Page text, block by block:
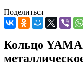
Поделиться
Кольцо